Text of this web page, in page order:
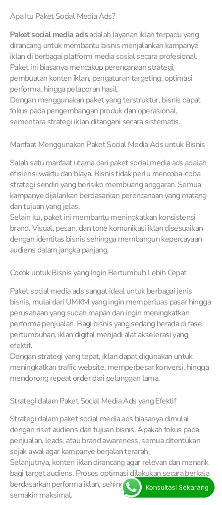
Apa Itu Paket Social Media Ads?
Paket social media adsadalah layanan iklan terpadu yang
dirancang untuk membantu bisnis menjalankan kampanye
iklan di berbagai platform media sosial secara profesional.
Paket ini biasanya mencakup perencanaan strategi,
pembuatan konten iklan, pengaturan targeting, optimasi
performa, hingga pelaporan hasil.
Dengan menggunakan paket yang terstruktur, bisnis dapat
fokus pada pengembangan produk dan operasional,
sementara strategi iklan ditangani secara sistematis.
Manfaat Menggunakan Paket Social Media Ads untuk Bisnis
Salah satu manfaat utama dari paket social media ads adalah
efisiensi waktu dan biaya. Bisnis tidak perlu mencoba-coba
strategi sendiri yang berisiko membuang anggaran. Semua
kampanye dijalankan berdasarkan perencanaan yang matang
dan tujuan yang jelas.
Selain itu, paket ini membantu meningkatkan konsistensi
brand. Visual, pesan, dan tone komunikasi iklan disesuaikan
dengan identitas bisnis sehingga membangun kepercayaan
audiens dalam jangka panjang.
Cocok untuk Bisnis yang Ingin Bertumbuh Lebih Cepat
Paket social media ads sangat ideal untuk berbagai jenis
bisnis, mulai dari UMKM yang ingin memperluas pasar hingga
perusahaan yang sudah mapan dan ingin meningkatkan
performa penjualan. Bagi bisnis yang sedang berada di fase
pertumbuhan, iklan digital menjadi alat akselerasi yang
efektif.
Dengan strategi yang tepat, iklan dapat digunakan untuk
meningkatkan traffic website, memperbesar konversi, hingga
mendorong repeat order dari pelanggan lama.
Strategi dalam Paket Social Media Ads yang Efektif
Strategi dalam paket social media ads biasanya dimulai
dengan riset audiens dan tujuan bisnis. Apakah fokus pada
penjualan, leads, atau brand awareness, semua ditentukan
sejak awal agar kampanye berjalan terarah.
Selanjutnya, konten iklan dirancang agar relevan dan menarik
bagi target audiens. Proses optimasi dilakukan secara berkala
berdasarkan performa iklan, sehingga hasil yang didapatkan
semakin maksimal.
Konsultasi Sekarang